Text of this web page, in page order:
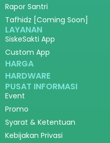
Rapor Santri
Tafhidz [Coming Soon]
LAYANAN
SiskeSakti App
Custom App
HARGA
HARDWARE
PUSAT INFORMASI
Event
Promo
Syarat & Ketentuan
Kebijakan Privasi